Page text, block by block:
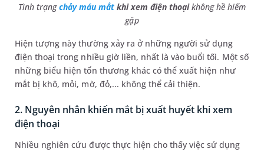
Tình trạngchảy máu mắt khi xem điện thoạikhông hề hiếm
gặp
Hiện tượng này thường xảy ra ở những người sử dụng
điện thoại trong nhiều giờ liền, nhất là vào buổi tối. Một số
những biểu hiện tổn thương khác có thể xuất hiện như
mắt bị khô, mỏi, mờ, đỏ,... không thể cải thiện.
2. Nguyên nhân khiến mắt bị xuất huyết khi xem
điện thoại
Nhiều nghiên cứu được thực hiện cho thấy việc sử dụng